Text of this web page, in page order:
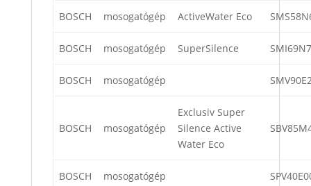
BOSCH mosogatógép ActiveWater Eco
BOSCH mosogatógép SuperSilence
BOSCH mosogatógép
BOSCH mosogatógép
Exclusiv Super
Silence Active
Water Eco
BOSCH mosogatógép